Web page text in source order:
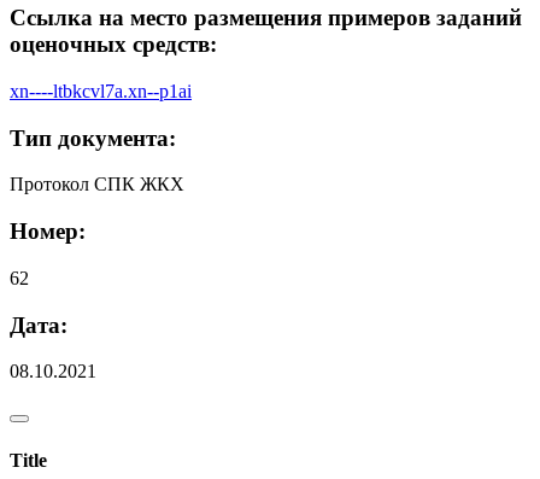
Ссылка на место размещения примеров заданий
оценочных средств:
xn----ltbkcvl7a.xn--p1ai
Тип документа:
Протокол СПК ЖКХ
Номер:
62
Дата:
08.10.2021
Title